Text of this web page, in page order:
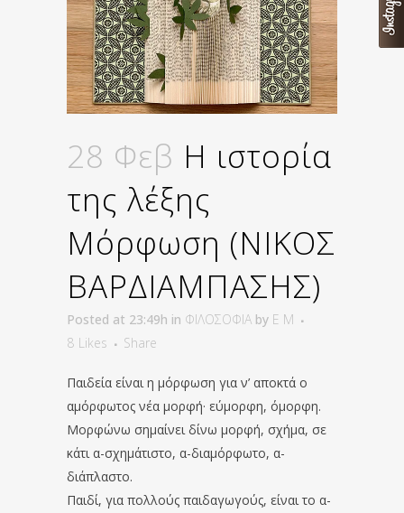
28 Φεβ Η ιστορία
της λέξης
Μόρφωση (ΝΙΚΟΣ
ΒΑΡΔΙΑΜΠΑΣΗΣ)
Posted at 23:49h in ΦΙΛΟΣΟΦΙΑ by E M
8 Likes Share
Παιδεία είναι η μόρφωση για ν’ αποκτά ο
αμόρφωτος νέα μορφή· εύμορφη, όμορφη.
Μορφώνω σημαίνει δίνω μορφή, σχήμα, σε
κάτι α-σχημάτιστο, α-διαμόρφωτο, α-
διάπλαστο.
Παιδί, για πολλούς παιδαγωγούς, είναι το α-